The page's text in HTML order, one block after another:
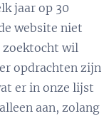
jaar op 30
website niet
zoektocht wil
opdrachten zijn
er in onze lijst
aan, zolang